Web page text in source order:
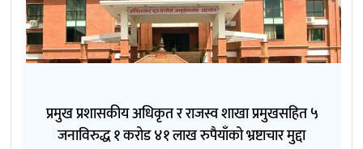
प्रमुख प्रशासकीय अधिकृत र राजस्व शाखा प्रमुखसहित ५
जनाविरुद्ध १ करोड ४१ लाख रुपैयाँको भ्रष्टाचार मुद्दा